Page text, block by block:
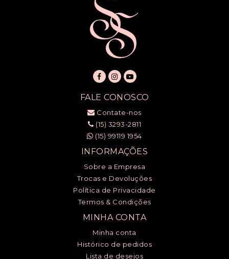
FALE CONOSCO
Contate-nos
(15) 3293-2811
(15) 99119 1954
INFORMAÇÕES
Sobre a Empresa
Trocas e Devoluções
Política de Privacidade
Termos & Condições
MINHA CONTA
Minha conta
Histórico de pedidos
Lista de desejos